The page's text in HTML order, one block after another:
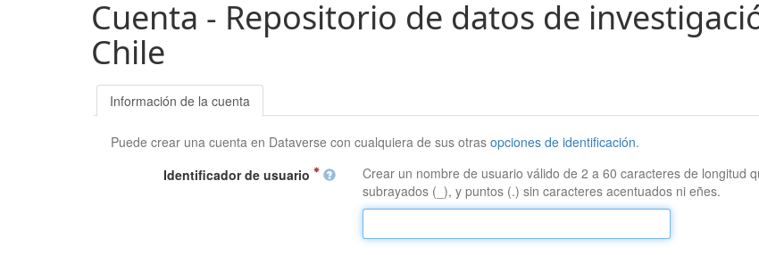
Cuenta - Repositorio de datos de
Chile
Información de la cuenta
Puede crear una cuenta en Dataverse con cualquiera de sus otrasopciones de identificación.
Identificador de usuario
Crear un nombre de usuario válido de 2 a 60 caracteres de longitud
subrayados (_), y puntos (.) sin caracteres acentuados ni eñes.